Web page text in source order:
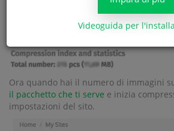
Ora quando hai il numero di immagini
il pacchetto che ti serve e inizia
impostazioni del sito.
Videoguida per